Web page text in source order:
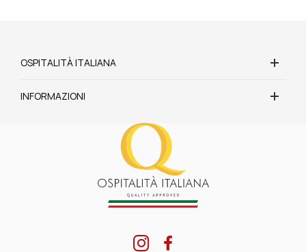
OSPITALITÀ ITALIANA
INFORMAZIONI